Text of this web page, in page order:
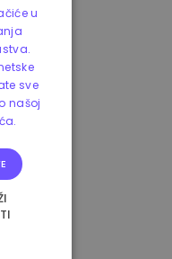
u
sve
našoj